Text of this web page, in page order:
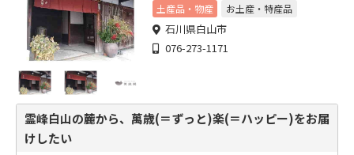
土産品・物産 お土産・特産品
石川県白山市
076-273-1171
霊峰白山の麓から、萬歳(＝ずっと)楽(＝ハッピー)をお届
けしたい